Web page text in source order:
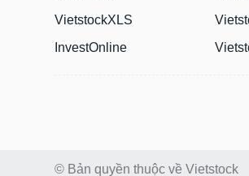
VietstockXLS
InvestOnline
© Bản quyền thuộc về Vietstock